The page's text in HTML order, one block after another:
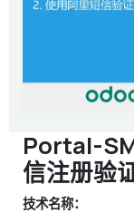
Portal-
信注册验
技术名称：